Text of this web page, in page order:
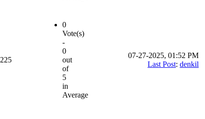
225
0
Vote(s)
-
0
out
of
5
in
Average
07-27-2025, 01:52 PM
Last Post: denkil